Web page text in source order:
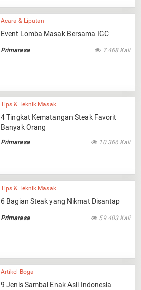
Acara & Liputan
Event Lomba Masak Bersama IGC
Primarasa 7.468 Kali
Tips & Teknik Masak
4 Tingkat Kematangan Steak Favorit
Banyak Orang
Primarasa 10.366 Kali
Tips & Teknik Masak
6 Bagian Steak yang Nikmat Disantap
Primarasa 59.403 Kali
Artikel Boga
9 Jenis Sambal Enak Asli Indonesia